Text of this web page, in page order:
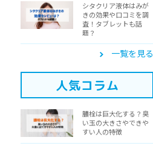
シタクリア液体はみが
きの効果や口コミを調
査！タブレットも話
題？
一覧を見る
人気コラム
膿栓は巨大化する？臭
い玉の大きさやできや
すい人の特徴